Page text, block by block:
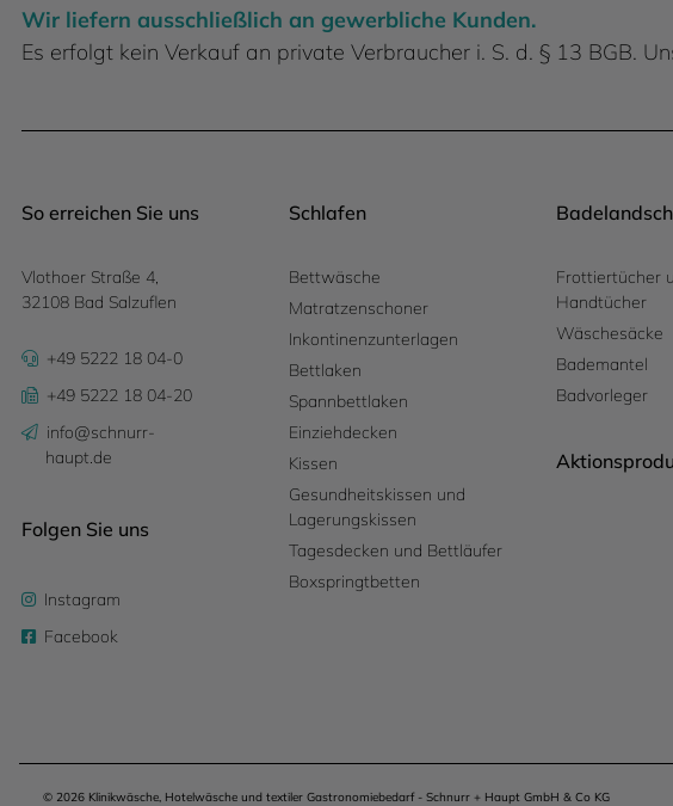
Wir liefern ausschließlich an gewerbliche Kunden.
Es erfolgt kein Verkauf an private Verbraucher i. S. d. § 13 BGB.
So erreichen Sie uns
Vlothoer Straße 4,
32108 Bad Salzuflen
+49 5222 18 04-0
+49 5222 18 04-20
info@schnurr-
haupt.de
Folgen Sie uns
Instagram
Facebook
Schlafen
Bettwäsche
Matratzenschoner
Inkontinenzunterlagen
Bettlaken
Spannbettlaken
Einziehdecken
Kissen
Gesundheitskissen und
Lagerungskissen
Tagesdecken und Bettläufer
Boxspringtbetten
Frottiertücher
Handtücher
Wäschesäcke
Bademantel
Badvorleger
© 2026 Klinikwäsche, Hotelwäsche und textiler Gastronomiebedarf - Schnurr + Haupt GmbH & Co KG